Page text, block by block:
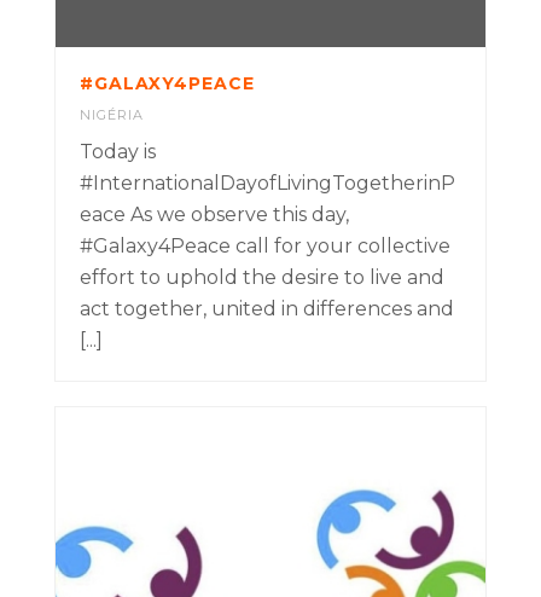
#GALAXY4PEACE
NIGÉRIA
Today is
#InternationalDayofLivingTogetherinP
eace As we observe this day,
#Galaxy4Peace call for your collective
effort to uphold the desire to live and
act together, united in differences and
[...]